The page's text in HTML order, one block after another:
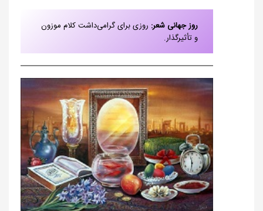
روز جهانی شعر: روزی برای گرامی‌داشت کلام موزون
و تأثیرگذار.